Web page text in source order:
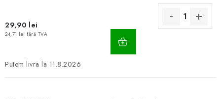
29,90 lei
24,71 lei fără TVA
COŞ
11.8.2026